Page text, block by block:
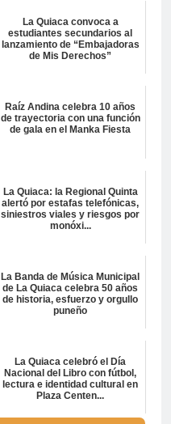
La Quiaca convoca a
estudiantes secundarios al
lanzamiento de “Embajadoras
de Mis Derechos”
Raíz Andina celebra 10 años
de trayectoria con una función
de gala en el Manka Fiesta
La Quiaca: la Regional Quinta
alertó por estafas telefónicas,
siniestros viales y riesgos por
monóxi...
La Banda de Música Municipal
de La Quiaca celebra 50 años
de historia, esfuerzo y orgullo
puneño
La Quiaca celebró el Día
Nacional del Libro con fútbol,
lectura e identidad cultural en
Plaza Centen...